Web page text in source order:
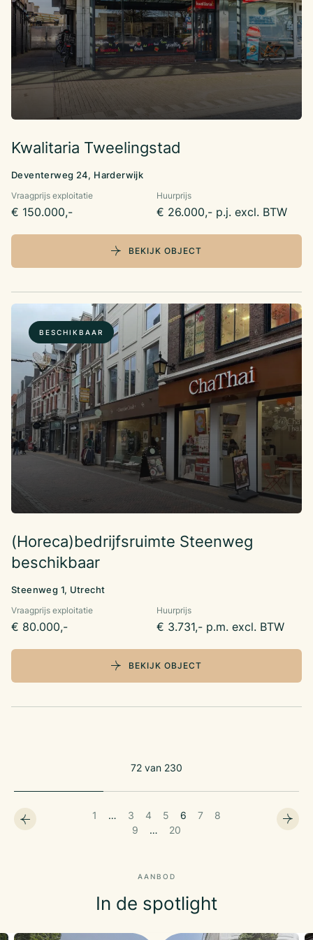
Kwalitaria Tweelingstad
Deventerweg 24, Harderwijk
Vraagprijs exploitatie
€ 150.000,-
Huurprijs
€ 26.000,- p.j. excl. BTW
BEKIJK OBJECT
BESCHIKBAAR
(Horeca)bedrijfsruimte Steenweg
beschikbaar
Steenweg 1, Utrecht
Vraagprijs exploitatie
€ 80.000,-
Huurprijs
€ 3.731,- p.m. excl. BTW
BEKIJK OBJECT
72 van 230
1 … 3 4 5 6 7
8
9
… 20
AANBOD
In de spotlight